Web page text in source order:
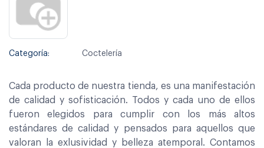
Categoría: Coctelería
Cada producto de nuestra tienda, es una manifestación
de calidad y sofisticación. Todos y cada uno de ellos
fueron elegidos para cumplir con los más altos
estándares de calidad y pensados para aquellos que
valoran la exlusividad y belleza atemporal. Contamos